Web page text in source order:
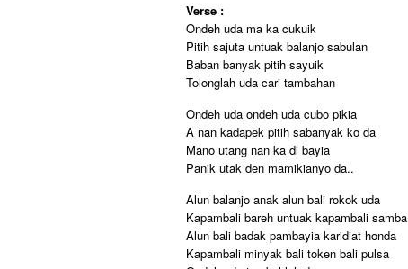
Verse :
Ondeh uda ma ka cukuik
Pitih sajuta untuak balanjo sabulan
Baban banyak pitih sayuik
Tolonglah uda cari tambahan
Ondeh uda ondeh uda cubo pikia
A nan kadapek pitih sabanyak ko da
Mano utang nan ka di bayia
Panik utak den mamikianyo da..
Alun balanjo anak alun bali rokok uda
Kapambali bareh untuak kapambali samba
Alun bali badak pambayia karidiat honda
Kapambali minyak bali token bali pulsa